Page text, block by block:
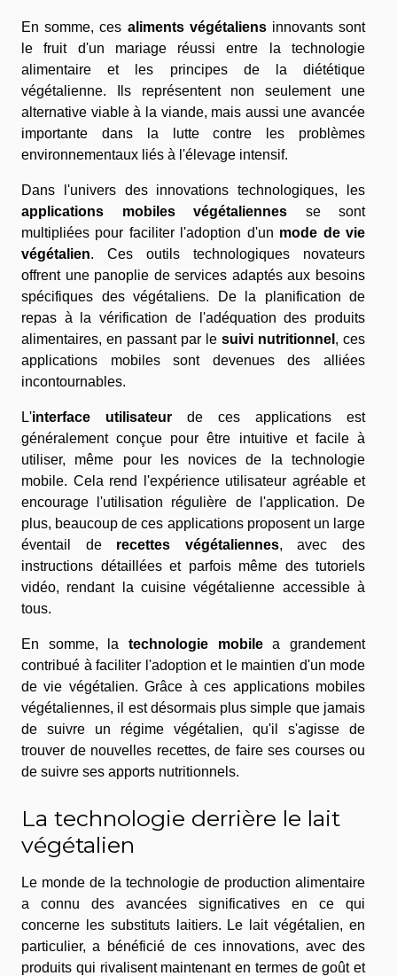
En somme, ces aliments végétaliensinnovants sont
le fruit d'un mariage réussi entre la technologie
alimentaire et les principes de la diététique
végétalienne. Ils représentent non seulement une
alternative viable à la viande, mais aussi une avancée
importante dans la lutte contre les problèmes
environnementaux liés à l'élevage intensif.
Dans l'univers des innovations technologiques, les
applications mobiles végétaliennes se sont
multipliées pour faciliter l'adoption d'un mode de vie
végétalien. Ces outils technologiques novateurs
offrent une panoplie de services adaptés aux besoins
spécifiques des végétaliens. De la planification de
repas à la vérification de l'adéquation des produits
alimentaires, en passant par le suivi nutritionnel , ces
applications mobiles sont devenues des alliées
incontournables.
L'interface utilisateur de ces applications est
généralement conçue pour être intuitive et facile à
utiliser, même pour les novices de la technologie
mobile. Cela rend l'expérience utilisateur agréable et
encourage l'utilisation régulière de l'application. De
plus, beaucoup de ces applications proposent un large
éventail de recettes végétaliennes, avec des
instructions détaillées et parfois même des tutoriels
vidéo, rendant la cuisine végétalienne accessible à
tous.
En somme, la technologie mobilea grandement
contribué à faciliter l'adoption et le maintien d'un mode
de vie végétalien. Grâce à ces applications mobiles
végétaliennes, il est désormais plus simple que jamais
de suivre un régime végétalien, qu'il s'agisse de
trouver de nouvelles recettes, de faire ses courses ou
de suivre ses apports nutritionnels.
La technologie derrière le lait
végétalien
Le monde de la technologie de production alimentaire
a connu des avancées significatives en ce qui
concerne les substituts laitiers. Le lait végétalien, en
particulier, a bénéficié de ces innovations, avec des
produits qui rivalisent maintenant en termes de goût et